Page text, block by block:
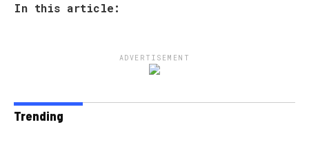
In this article:
ADVERTISEMENT
Trending